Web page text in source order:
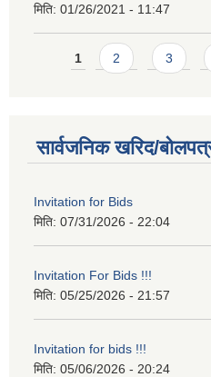
मिति: 01/26/2021 - 11:47
Pages
1 2 3
सार्वजनिक खरिद/
Invitation for Bids
मिति: 07/31/2026 - 22:04
Invitation For Bids !!!
मिति: 05/25/2026 - 21:57
Invitation for bids !!!
मिति: 05/06/2026 - 20:24